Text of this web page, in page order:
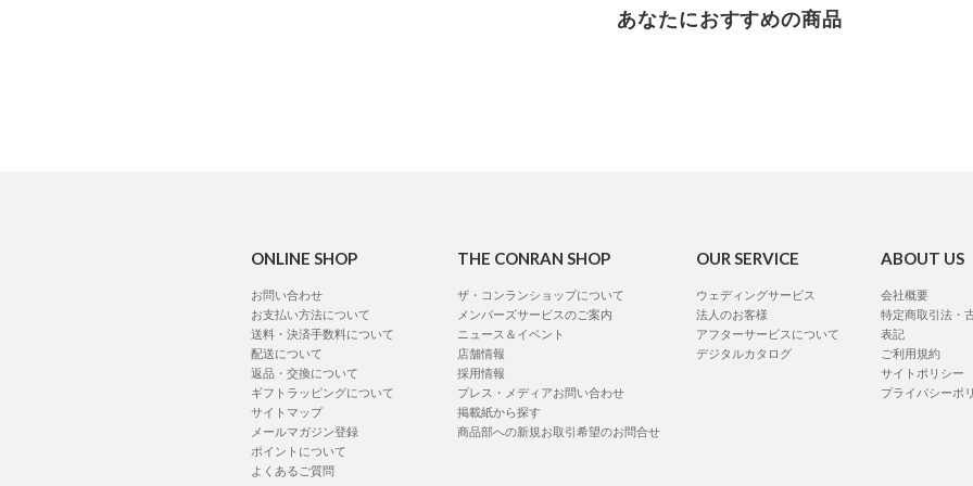
あなたにおすすめの商品
ONLINE SHOP
お問い合わせ
お支払い方法について
送料・決済手数料について
配送について
返品・交換について
ギフトラッピングについて
サイトマップ
メールマガジン登録
ポイントについて
よくあるご質問
THE CONRAN SHOP
ザ・コンランショップについて
メンバーズサービスのご案内
ニュース＆イベント
店舗情報
採用情報
プレス・メディアお問い合わせ
掲載紙から探す
商品部への新規お取引希望のお問合せ
OUR SERVICE
ウェディングサービス
法人のお客様
アフターサービスについて
デジタルカタログ
ABOUT US
会社概要
特定商取引法・
表記
ご利用規約
サイトポリシー
プライバシーポ